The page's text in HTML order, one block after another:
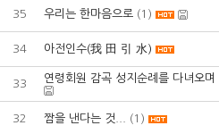
35 우리는 한마음으로 (1)
34 아전인수(我 田 引 水)
33 연령회원 감곡 성지순례를 다녀오며
32 짬을 낸다는 것... (1)